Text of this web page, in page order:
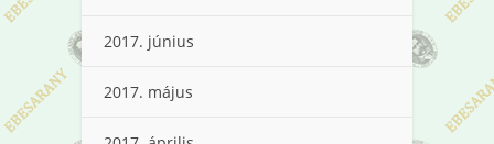
2017. június
2017. május